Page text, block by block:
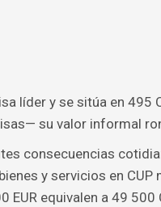
líder y se sitúa en 495
su valor informal
consecuencias
y servicios en
EUR equivalen a 49